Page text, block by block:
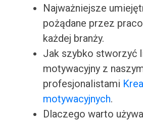
Najważniejsze
pożądane przez
każdej branży.
Jak szybko stworzyć
motywacyjny z
profesjonalistami
motywacyjnych.
Dlaczego warto